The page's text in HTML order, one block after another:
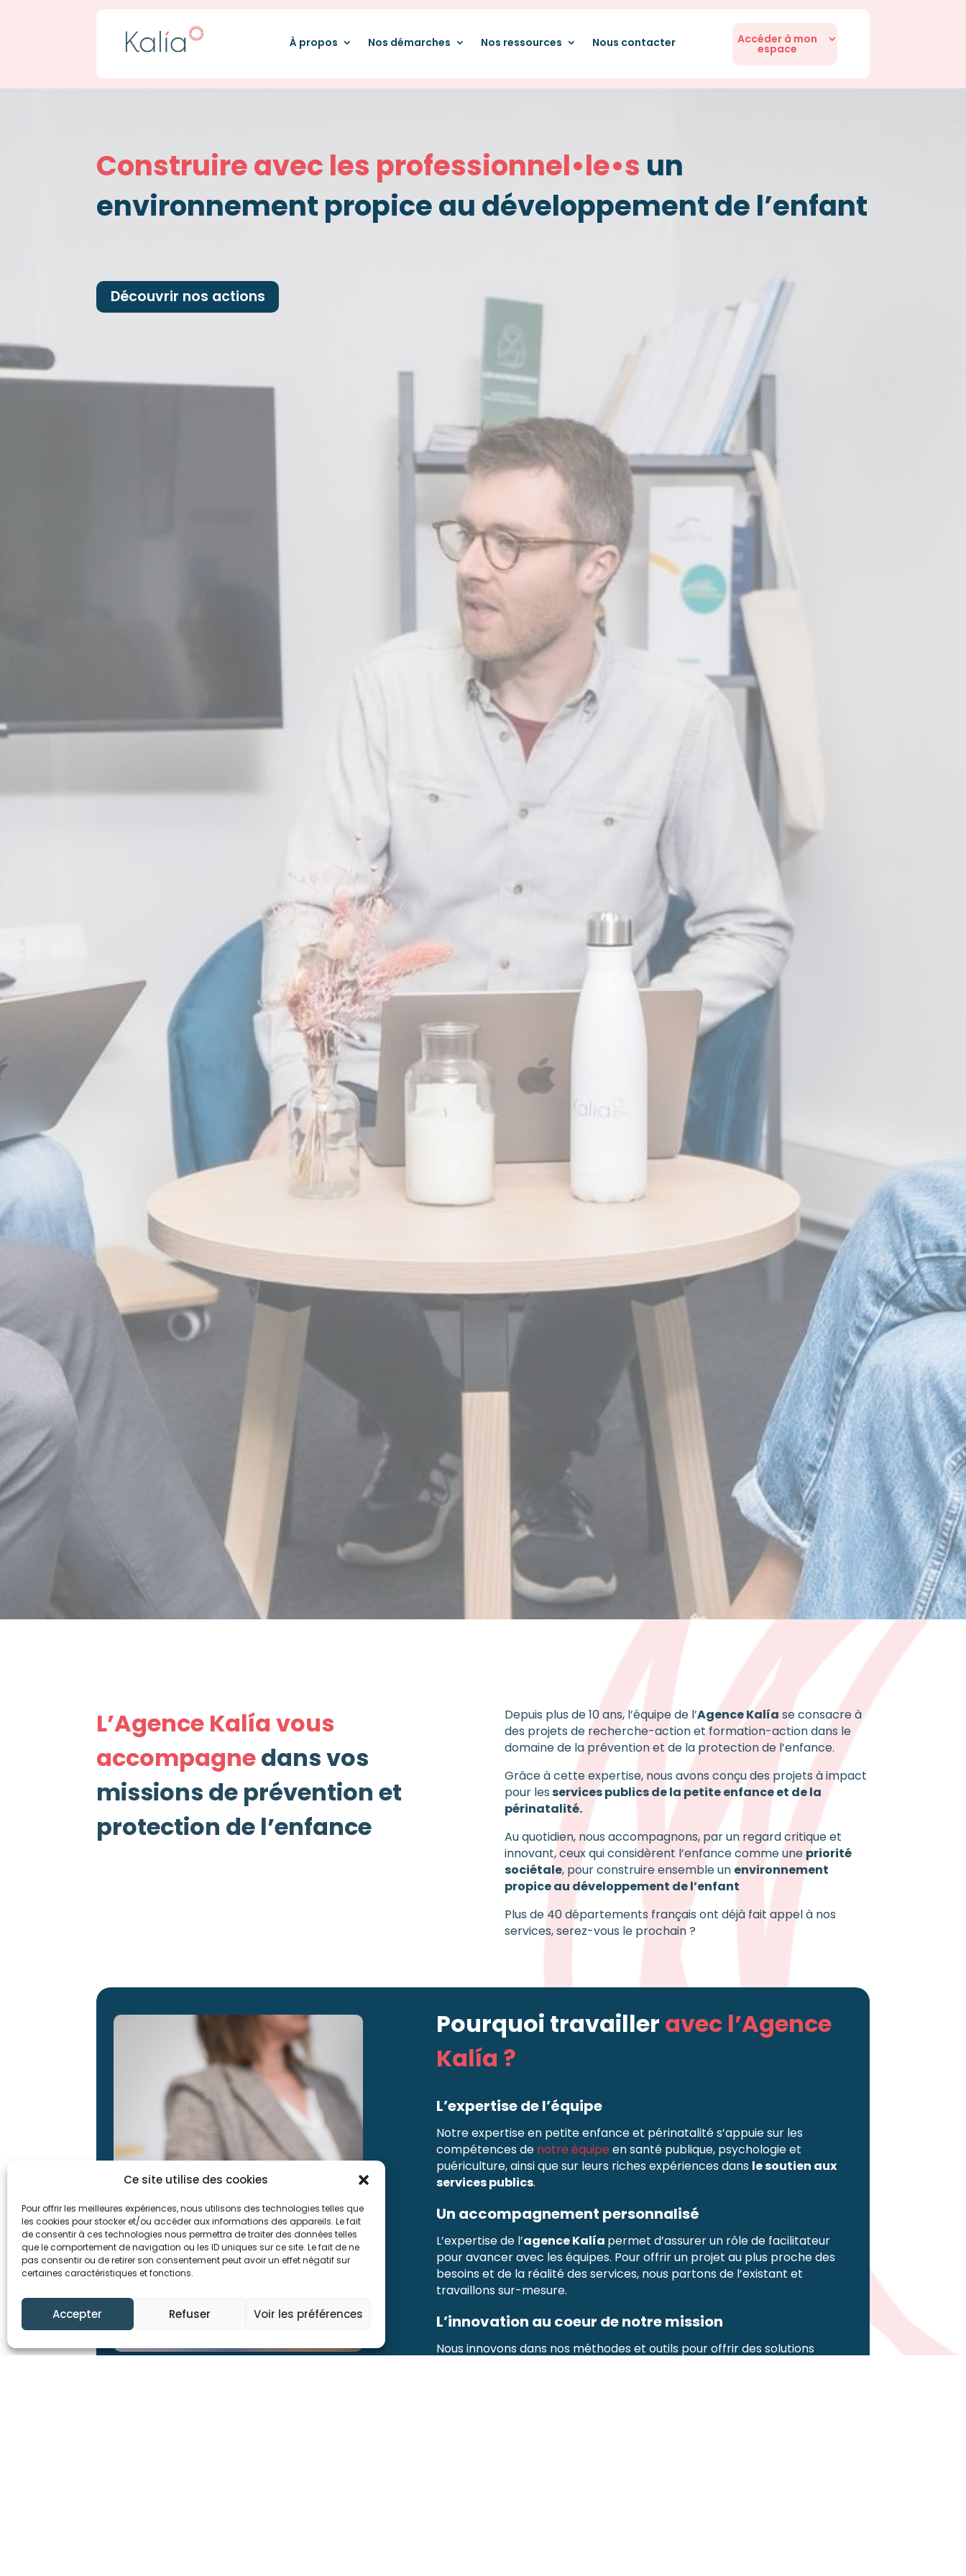
Ce site utilise des cookies
Pour offrir les meilleures expériences, nous utilisons des technologies telles que
les cookies pour stocker et/ou accéder aux informations des appareils. Le fait
de consentir à ces technologies nous permettra de traiter des données telles
que le comportement de navigation ou les ID uniques sur ce site. Le fait de ne
pas consentir ou de retirer son consentement peut avoir un effet négatif sur
certaines caractéristiques et fonctions.
Accepter Refuser Voir les préférences
À propos Nos démarches Nos ressources Nous contacter Accéder à mon
espace
Construire avec les professionnel•le•s un
environnement propice au développement de l’enfant
Découvrir nos actions
L’Agence Kalía vous
accompagnedans vos
missions de prévention et
protection de l’enfance
Depuis plus de 10 ans, l’équipe de l’Agence Kalía se consacre à
des projets de recherche-action et formation-action dans le
domaine de la prévention et de la protection de l’enfance.
Grâce à cette expertise, nous avons conçu des projets à impact
pour lesservices publics de la petite enfance et de la
périnatalité.
Au quotidien, nous accompagnons, par un regard critique et
innovant, ceux qui considèrent l’enfance comme une priorité
sociétale, pour construire ensemble un environnement
propice au développement de l’enfant
Plus de 40 départements français ont déjà fait appel à nos
services, serez-vous le prochain ?
Pourquoi travailler avec l’Agence
Kalía ?
L’expertise de l’équipe
Notre expertise en petite enfance et périnatalité s’appuie sur les
compétences de notre équipeen santé publique, psychologie et
puériculture, ainsi que sur leurs riches expériences dans le soutien aux
services publics.
Un accompagnement personnalisé
L’expertise de l’agence Kalía permet d’assurer un rôle de facilitateur
pour avancer avec les équipes. Pour offrir un projet au plus proche des
besoins et de la réalité des services, nous partons de l’existant et
travaillons sur-mesure.
L’innovation au coeur de notre mission
Nous innovons dans nos méthodes et outils pour offrir des solutions